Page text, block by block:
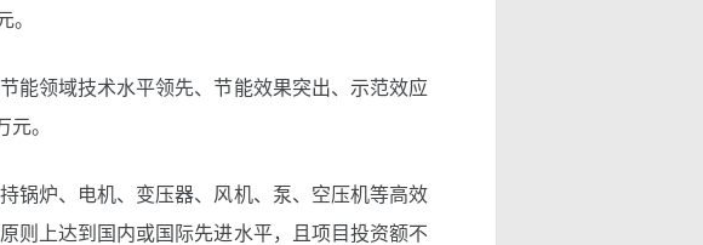
。
能领域技术水平领先、节能效果突出、示范效应
。
锅炉、电机、变压器、风机、泵、空压机等高效
则上达到国内或国际先进水平，且项目投资额不